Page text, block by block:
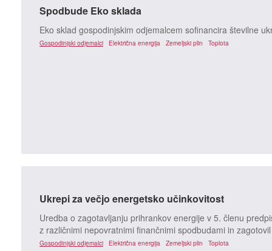
Spodbude Eko sklada
Eko sklad gospodinjskim odjemalcem sofinancira številne
Gospodinjski odjemalci Električna energija Zemeljski plin Toplota
Ukrepi za večjo energetsko učinkovitost
Uredba o zagotavljanju prihrankov energije v 5. členu
z različnimi nepovratnimi finančnimi spodbudami in
Gospodinjski odjemalci Električna energija Zemeljski plin Toplota